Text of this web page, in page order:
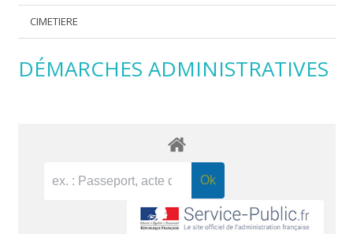
CIMETIERE
DÉMARCHES ADMINISTRATIVES